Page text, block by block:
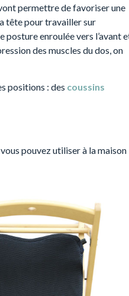
permettre de favoriser une
tête pour travailler sur
posture enroulée vers l’avant
des muscles du dos, on
positions : des coussins
pouvez utiliser à la maison